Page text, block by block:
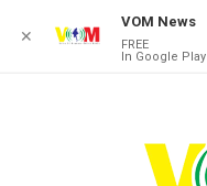
✕
VOM News
FREE
In Google Play